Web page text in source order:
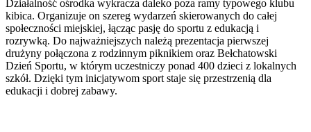
Działalność ośrodka wykracza daleko poza ramy typowego klubu
kibica. Organizuje on szereg wydarzeń skierowanych do całej
społeczności miejskiej, łącząc pasję do sportu z edukacją i
rozrywką. Do najważniejszych należą prezentacja pierwszej
drużyny połączona z rodzinnym piknikiem oraz Bełchatowski
Dzień Sportu, w którym uczestniczy ponad 400 dzieci z lokalnych
szkół. Dzięki tym inicjatywom sport staje się przestrzenią dla
edukacji i dobrej zabawy.